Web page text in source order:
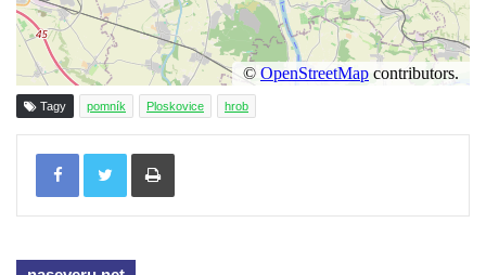
židovském hřbitově v Mostě
Hrob Aloise Podrábského na hřbitově v
Račicích
Pamětní deska Miroslava Švice na domě
Pomník obětem 2. světové války v ulici 1.
Tagy pomník Ploskovice hrob
Tisknout